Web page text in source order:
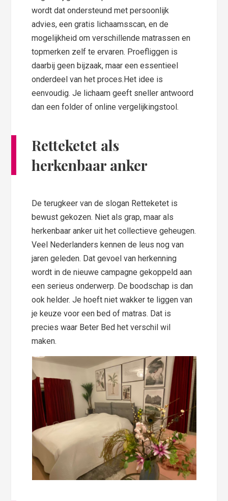
wordt dat ondersteund met persoonlijk
advies, een gratis lichaamsscan, en de
mogelijkheid om verschillende matrassen en
topmerken zelf te ervaren. Proefliggen is
daarbij geen bijzaak, maar een essentieel
onderdeel van het proces.Het idee is
eenvoudig. Je lichaam geeft sneller antwoord
dan een folder of online vergelijkingstool.
Retteketet als
herkenbaar anker
De terugkeer van de slogan Retteketet is
bewust gekozen. Niet als grap, maar als
herkenbaar anker uit het collectieve geheugen.
Veel Nederlanders kennen de leus nog van
jaren geleden. Dat gevoel van herkenning
wordt in de nieuwe campagne gekoppeld aan
een serieus onderwerp. De boodschap is dan
ook helder. Je hoeft niet wakker te liggen van
je keuze voor een bed of matras. Dat is
precies waar Beter Bed het verschil wil
maken.